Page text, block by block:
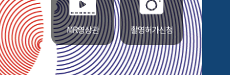
MR영상관 촬영허가신청